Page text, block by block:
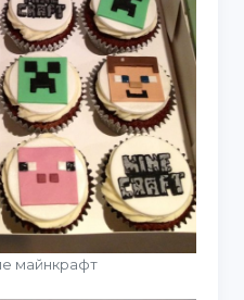
майнкрафт